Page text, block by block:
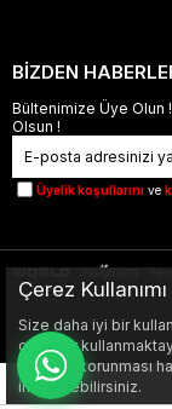
BİZDEN
Bültenimize Üye Olun
Olsun !
Üyelik koşullarını ve
Çerez Kullanımı
Size daha iyi bir
çerezler
verilerin korunması
inceleyebilirsiniz.